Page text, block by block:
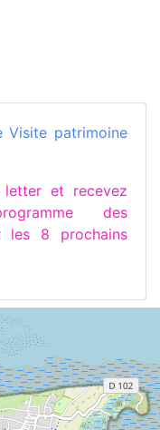
patrimoine
et recevez
des
les 8 prochains